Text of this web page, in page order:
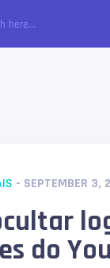
- SEPTEMBER 3,
do